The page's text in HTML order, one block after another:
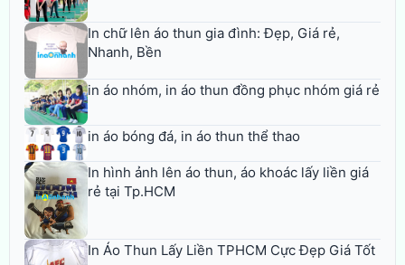
In chữ lên áo thun gia đình: Đẹp, Giá rẻ,
Nhanh, Bền
in áo nhóm, in áo thun đồng phục nhóm giá rẻ
in áo bóng đá, in áo thun thể thao
In hình ảnh lên áo thun, áo khoác lấy liền giá
rẻ tại Tp.HCM
In Áo Thun Lấy Liền TPHCM Cực Đẹp Giá Tốt